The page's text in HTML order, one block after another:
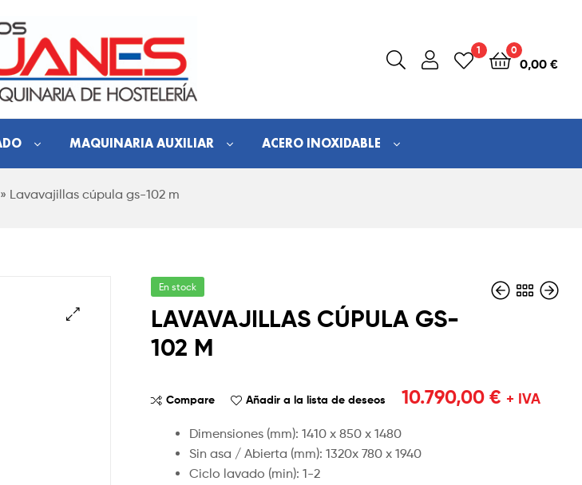
1 0
0,00 €
MAQUINARIA AUXILIAR ACERO INOXIDABLE
» Lavavajillas cúpula gs-102 m
1.650,00€
+
En stock
LAVAVAJILLAS CÚPULA GS-
102 M
Compare Añadir a la lista de deseos 10.790,00€ + IVA
Dimensiones (mm): 1410 x 850 x 1480
Sin asa / Abierta (mm): 1320x 780 x 1940
Ciclo lavado (min): 1-2